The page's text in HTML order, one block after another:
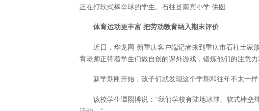
正在打软式棒垒球的学生。石柱县南宾小学 供图
体育运动更丰富 把劳动教育纳入期末评价
近日，华龙网-新重庆客户端记者来到重庆市石柱土家
育老师正带着学生们做自创的课外游戏，锻炼他们的注意力
新学期刚开始，孩子们就发现这个学期和往年不太一
该校学生谭熙博说：“我们学校有陆地冰球、软式棒